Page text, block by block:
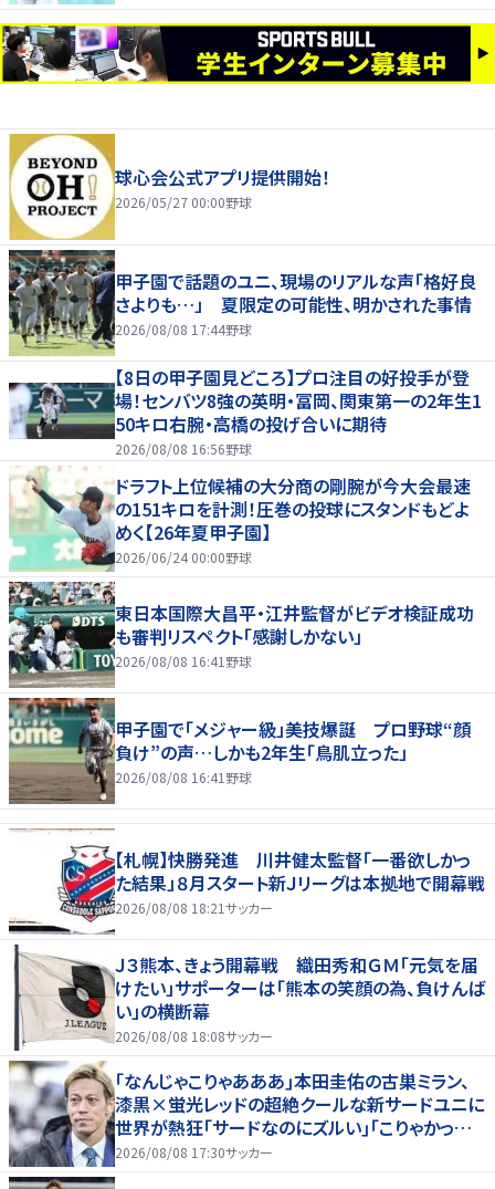
球心会公式アプリ提供開始！
2026/05/27 00:00野球
甲子園で話題のユニ、現場のリアルな声「格好良
さよりも…」 夏限定の可能性、明かされた事情
2026/08/08 17:44野球
【8日の甲子園見どころ】プロ注目の好投手が登
場！センバツ8強の英明・冨岡、関東第一の2年生1
50キロ右腕・高橋の投げ合いに期待
2026/08/08 16:56野球
ドラフト上位候補の大分商の剛腕が今大会最速
の151キロを計測！圧巻の投球にスタンドもどよ
めく【26年夏甲子園】
2026/06/24 00:00野球
東日本国際大昌平・江井監督がビデオ検証成功
も審判リスペクト「感謝しかない」
2026/08/08 16:41 野球
甲子園で「メジャー級」美技爆誕 プロ野球“顔
負け”の声…しかも2年生「鳥肌立った」
2026/08/08 16:41 野球
【札幌】快勝発進 川井健太監督「一番欲しかっ
た結果」８月スタート新Ｊリーグは本拠地で開幕戦
2026/08/08 18:21サッカー
Ｊ３熊本、きょう開幕戦 織田秀和ＧＭ「元気を届
けたい」サポーターは「熊本の笑顔の為、負けんば
い」の横断幕
2026/08/08 18:08サッカー
｢なんじゃこりゃあああ｣本田圭佑の古巣ミラン、
漆黒×蛍光レッドの超絶クールな新サードユニに
世界が熱狂｢サードなのにズルい｣｢こりゃかっけ
えわ｣
2026/08/08 17:30サッカー